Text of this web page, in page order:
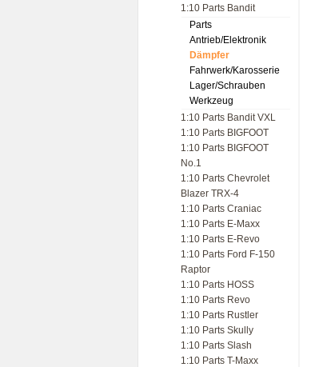
1:10 Parts Bandit
Parts
Antrieb/Elektronik
Dämpfer
Fahrwerk/Karosserie
Lager/Schrauben
Werkzeug
1:10 Parts Bandit VXL
1:10 Parts BIGFOOT
1:10 Parts BIGFOOT
No.1
1:10 Parts Chevrolet
Blazer TRX-4
1:10 Parts Craniac
1:10 Parts E-Maxx
1:10 Parts E-Revo
1:10 Parts Ford F-150
Raptor
1:10 Parts HOSS
1:10 Parts Revo
1:10 Parts Rustler
1:10 Parts Skully
1:10 Parts Slash
1:10 Parts T-Maxx